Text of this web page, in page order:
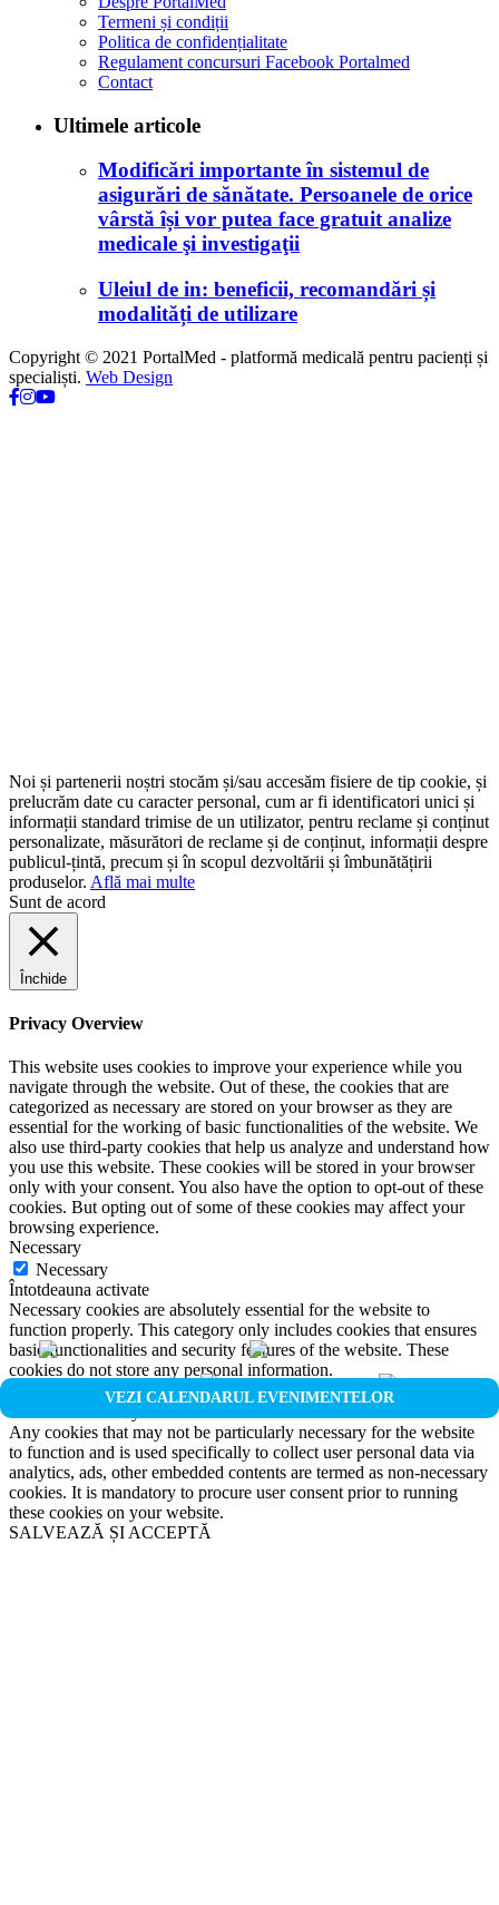
VEZI CALENDARUL EVENIMENTELOR
Termeni și condiții
Politica de confidențialitate
Regulament concursuri Facebook Portalmed
Contact
Ultimele articole
Modificări importante în sistemul de
asigurări de sănătate. Persoanele de orice
vârstă își vor putea face gratuit analize
medicale şi investigaţii
Uleiul de in: beneficii, recomandări și
modalități de utilizare
Copyright © 2021 PortalMed - platformă medicală pentru pacienți și
specialiști. Web Design
Noi și partenerii noștri stocăm și/sau accesăm fisiere de tip cookie, și
prelucrăm date cu caracter personal, cum ar fi identificatori unici și
informații standard trimise de un utilizator, pentru reclame și conținut
personalizate, măsurători de reclame și de conținut, informații despre
publicul-țintă, precum și în scopul dezvoltării și îmbunătățirii
produselor. Află mai multe
Sunt de acord
Închide
Privacy Overview
This website uses cookies to improve your experience while you
navigate through the website. Out of these, the cookies that are
categorized as necessary are stored on your browser as they are
essential for the working of basic functionalities of the website. We
also use third-party cookies that help us analyze and understand how
you use this website. These cookies will be stored in your browser
only with your consent. You also have the option to opt-out of these
cookies. But opting out of some of these cookies may affect your
browsing experience.
Necessary
Necessary
Întotdeauna activate
Necessary cookies are absolutely essential for the website to
function properly. This category only includes cookies that ensures
basic functionalities and security features of the website. These
cookies do not store any personal information.
Non-necessary
Any cookies that may not be particularly necessary for the website
to function and is used specifically to collect user personal data via
analytics, ads, other embedded contents are termed as non-necessary
cookies. It is mandatory to procure user consent prior to running
these cookies on your website.
SALVEAZĂ ȘI ACCEPTĂ